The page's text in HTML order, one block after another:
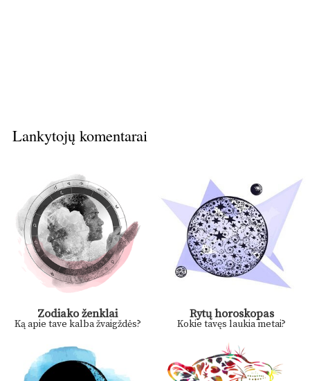
Lankytojų komentarai
Zodiako ženklai
Ką apie tave kalba žvaigždės?
Rytų horoskopas
Kokie tavęs laukia metai?